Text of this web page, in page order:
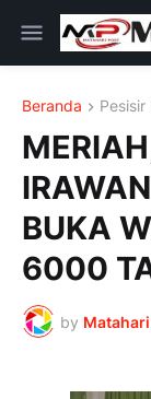
Beranda Pesisir
BUKA
6000
by